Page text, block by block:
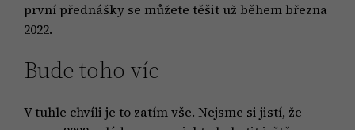
první přednášky se můžete těšit už během března
2022.
Bude toho víc
V tuhle chvíli je to zatím vše. Nejsme si jistí, že